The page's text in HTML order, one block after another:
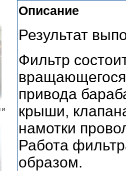
Описание
Результат
Фильтр
привода
крыши,
намотки
Работа
образом.
и